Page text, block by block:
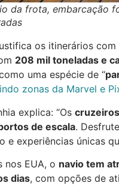
da frota, embarcação
os itinerários
208 mil toneladas e
uma espécie de “
zonas da Marvel e
explica: “Os
de escala.
e experiências únicas
nos EUA, o navio tem
dias, com opções de